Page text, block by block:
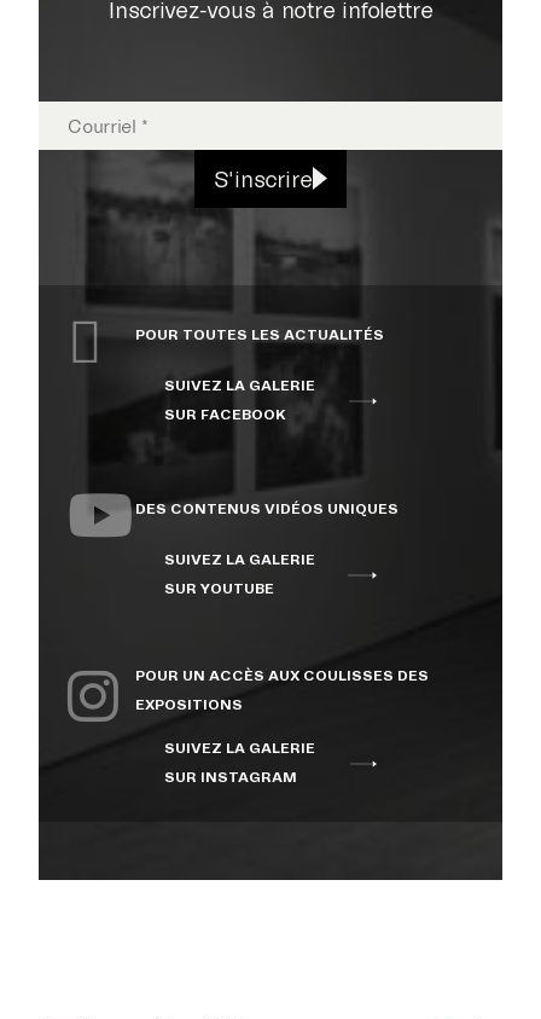
EXPOSITIONS
PUBLICATIONS
COLLECTION
ÉVÉNEMENTS ET
ACTIVITÉS
À PROPOS
NOUS JOINDRE
CENTRE CULTUREL DE
Inscrivez-vous à notre infolettre
S'inscrire
POUR TOUTES LES ACTUALITÉS
SUIVEZ LA GALERIE
SUR FACEBOOK
DES CONTENUS VIDÉOS UNIQUES
SUIVEZ LA GALERIE
SUR YOUTUBE
POUR UN ACCÈS AUX COULISSES DES
EXPOSITIONS
SUIVEZ LA GALERIE
SUR INSTAGRAM